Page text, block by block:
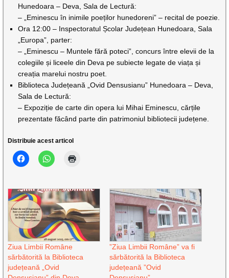
Hunedoara – Deva, Sala de Lectură:
– „Eminescu în inimile poeților hunedoreni” – recital de poezie.
Ora 12:00 – Inspectoratul Școlar Județean Hunedoara, Sala
„Europa”, parter:
– „Eminescu – Muntele fără poteci”, concurs între elevii de la
colegiile și liceele din Deva pe subiecte legate de viața și
creația marelui nostru poet.
Biblioteca Județeană „Ovid Densusianu” Hunedoara – Deva,
Sala de Lectură:
– Expoziție de carte din opera lui Mihai Eminescu, cărțile
prezentate făcând parte din patrimoniul bibliotecii județene.
Distribuie acest articol
Ziua Limbii Române
sărbătorită la Biblioteca
județeană „Ovid
”Ziua Limbii Române” va fi
sărbătorită la Biblioteca
județeană ”Ovid